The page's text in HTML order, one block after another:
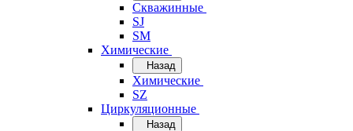
Скважинные
SJ
SM
Химические
Назад
Химические
SZ
Циркуляционные
Назад